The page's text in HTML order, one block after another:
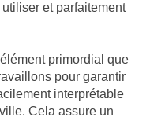
et parfaitement
primordial que
pour garantir
interprétable
Cela assure un